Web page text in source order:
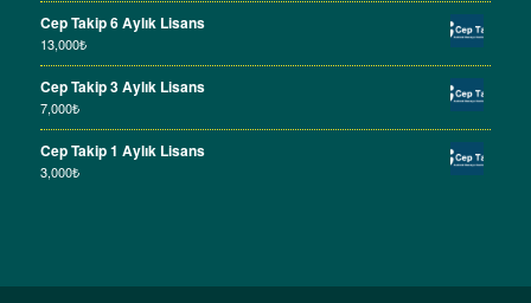
Cep Takip 6 Aylık Lisans
13,000₺
Cep Takip 3 Aylık Lisans
7,000₺
Cep Takip 1 Aylık Lisans
3,000₺